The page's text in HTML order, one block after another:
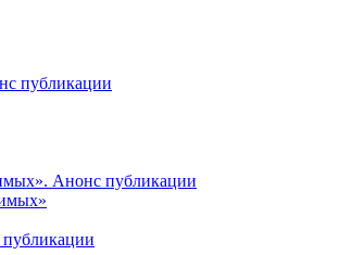
публикации
Анонс публикации